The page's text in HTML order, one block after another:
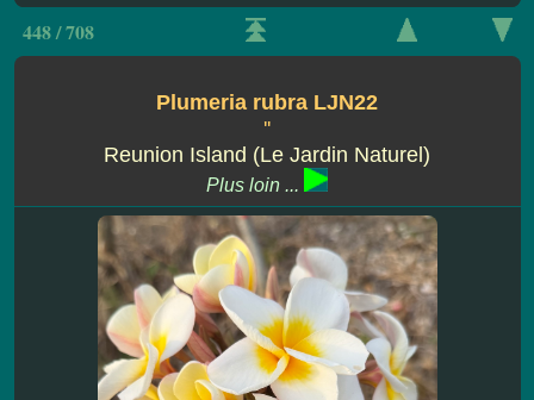
448 / 708
Plumeria rubra LJN22
''
Reunion Island (Le Jardin Naturel)
Plus loin ...